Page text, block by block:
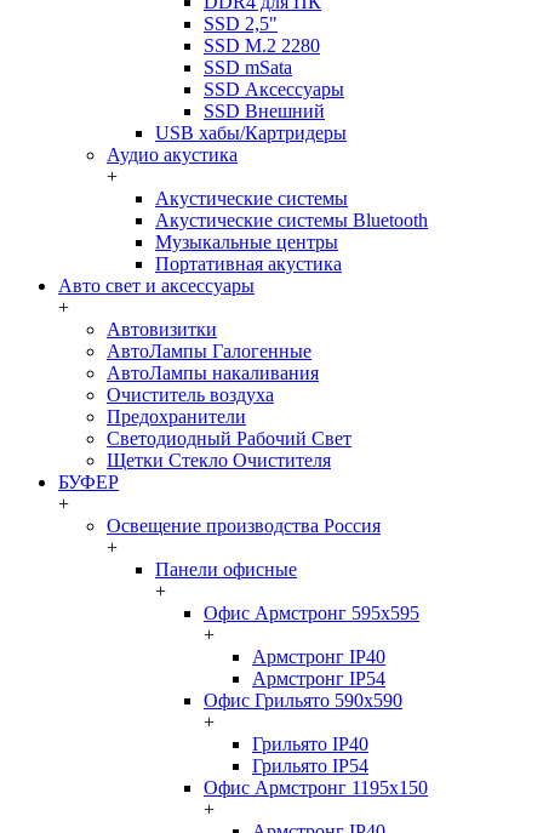
SSD 2,5"
SSD M.2 2280
SSD mSata
SSD Аксессуары
SSD Внешний
USB хабы/Картридеры
Аудио акустика
+
Акустические системы
Акустические системы Bluetooth
Музыкальные центры
Портативная акустика
Авто свет и аксессуары
+
Автовизитки
АвтоЛампы Галогенные
АвтоЛампы накаливания
Очиститель воздуха
Предохранители
Светодиодный Рабочий Свет
Щетки Стекло Очистителя
БУФЕР
+
Освещение производства Россия
+
Панели офисные
+
Офис Армстронг 595x595
+
Армстронг IP40
Армстронг IP54
Офис Грильято 590x590
+
Грильято IP40
Грильято IP54
Офис Армстронг 1195x150
+